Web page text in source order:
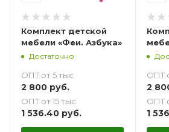
Комплект детской
мебели «Феи. Азбука»
Достаточно
ОПТ от 5 тыс.
2 800 руб.
ОПТ от 15 тыс.
1 536.40 руб.
ОПТ
2
ОПТ
1